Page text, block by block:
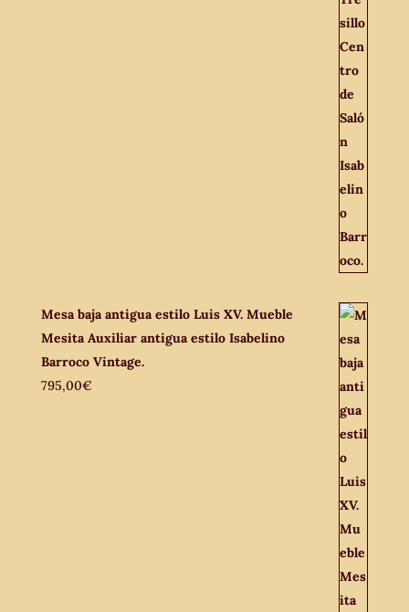
Mesa baja antigua estilo Luis XV. Mueble
Mesita Auxiliar antigua estilo Isabelino
Barroco Vintage.
795,00€